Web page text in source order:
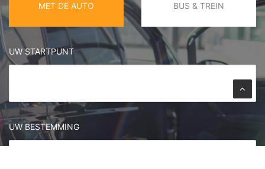
MET DE AUTO BUS & TREIN
UW STARTPUNT
UW BESTEMMING